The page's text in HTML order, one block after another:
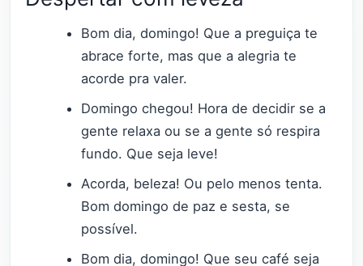
Bom dia, domingo! Que a preguiça te
abrace forte, mas que a alegria te
acorde pra valer.
Domingo chegou! Hora de decidir se a
gente relaxa ou se a gente só respira
fundo. Que seja leve!
Acorda, beleza! Ou pelo menos tenta.
Bom domingo de paz e sesta, se
possível.
Bom dia, domingo! Que seu café seja